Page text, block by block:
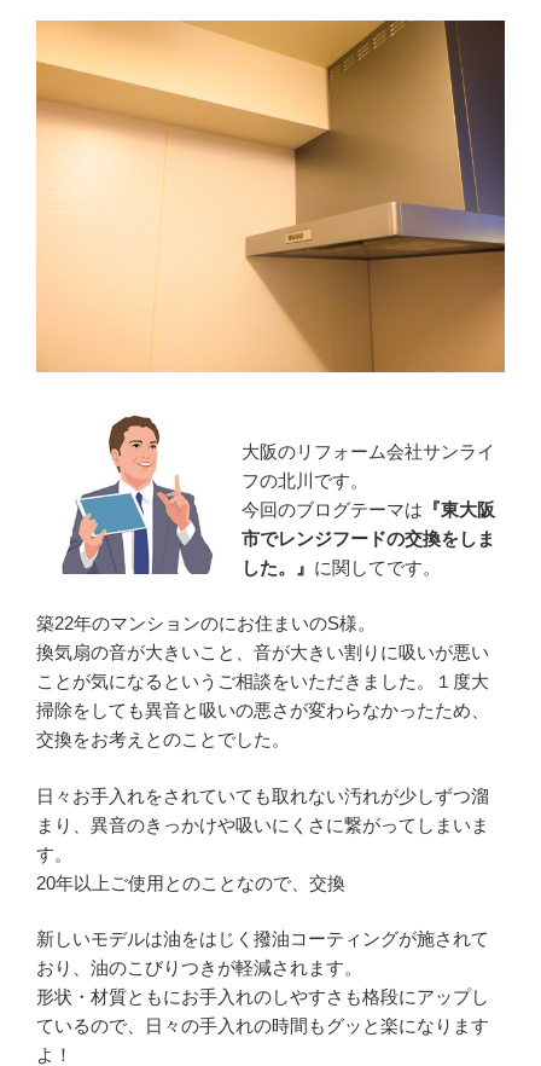
大阪のリフォーム会社サンライ
フの北川です。
今回のブログテーマは 『東大阪
市でレンジフードの交換をしま
した。』 に関してです。
築22年のマンションのにお住まいのS様。
換気扇の音が大きいこと、音が大きい割りに吸いが悪い
ことが気になるというご相談をいただきました。１度大
掃除をしても異音と吸いの悪さが変わらなかったため、
交換をお考えとのことでした。
日々お手入れをされていても取れない汚れが少しずつ溜
まり、異音のきっかけや吸いにくさに繋がってしまいま
す。
20年以上ご使用とのことなので、交換
新しいモデルは油をはじく撥油コーティングが施されて
おり、油のこびりつきが軽減されます。
形状・材質ともにお手入れのしやすさも格段にアップし
ているので、日々の手入れの時間もグッと楽になります
よ！